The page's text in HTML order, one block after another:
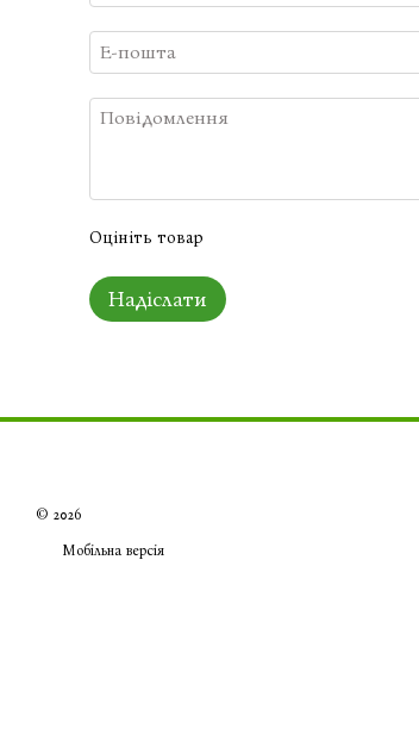
Оцініть товар
Надіслати
© 2026
Мобільна версія